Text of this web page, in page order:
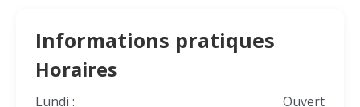
Informations pratiques
Horaires
Lundi :
Ouvert